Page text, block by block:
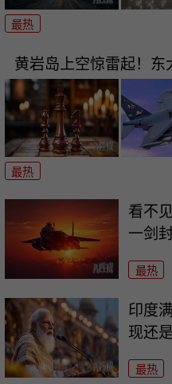
最热
黄岩岛上空惊雷起！东
最热
看不
一剑
最热
印度
现还
最热